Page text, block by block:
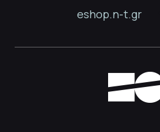
eshop.n-t.gr